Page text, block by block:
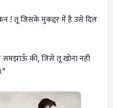
! तू जिसके मुकद्दर में है उसे दिल
की, जिसे तू खोना नही